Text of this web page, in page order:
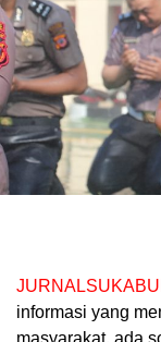
informasi yang
masyarakat, ada